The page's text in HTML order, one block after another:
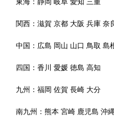
関西：滋賀 京都 大阪 兵庫 奈
中国： 広島 岡山 山口 鳥取 島
四国：香川 愛媛 徳島 高知
九州：福岡 佐賀 長崎 大分
南九州：熊本 宮崎 鹿児島 沖縄